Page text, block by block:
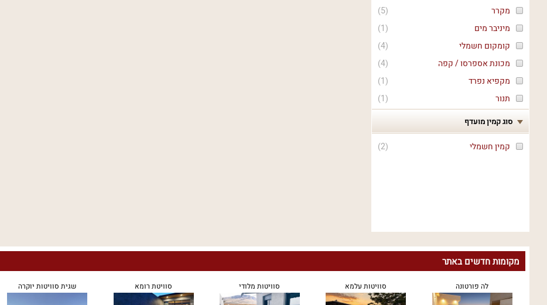
(
5
)
מקרר
(
1
)
מיניבר מים
(
4
)
קומקום חשמלי
(
4
)
מכונת אספרסו / קפה
(
1
)
מקפיא נפרד
(
1
) תנור
סוג קמין מועדף
(
2
) קמין חשמלי
מקומות חדשים באתר
לה פורטונה סוויטות עלמא סוויטות מלודי סוויטת רומא שגית סוויטות יוקרה